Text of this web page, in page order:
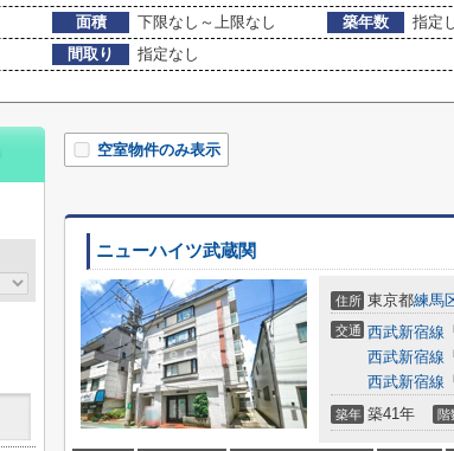
面積 下限なし～上限なし 築年数
指定
間取り
指定なし
空室物件のみ表示
ニューハイツ武蔵関
住所 東京都練馬
交通 西武新宿線 「
西武新宿線 「
西武新宿線 「
築年 築41年 階